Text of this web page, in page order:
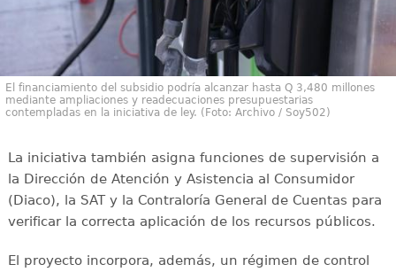
El financiamiento del subsidio podría alcanzar hasta Q 3,480 millones
mediante ampliaciones y readecuaciones presupuestarias
contempladas en la iniciativa de ley. (Foto: Archivo / Soy502)
La iniciativa también asigna funciones de supervisión a
la Dirección de Atención y Asistencia al Consumidor
(Diaco), la SAT y la Contraloría General de Cuentas para
verificar la correcta aplicación de los recursos públicos.
El proyecto incorpora, además, un régimen de control